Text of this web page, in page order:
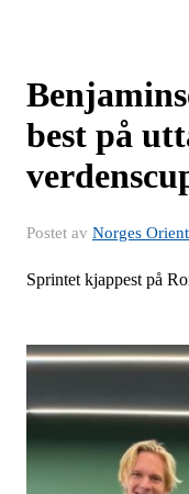
best på
Postet av Norges
Sprintet kjappest på